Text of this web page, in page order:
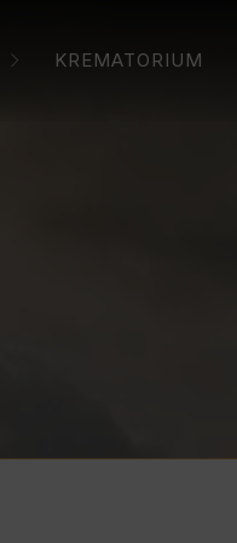
KREMATORIUM